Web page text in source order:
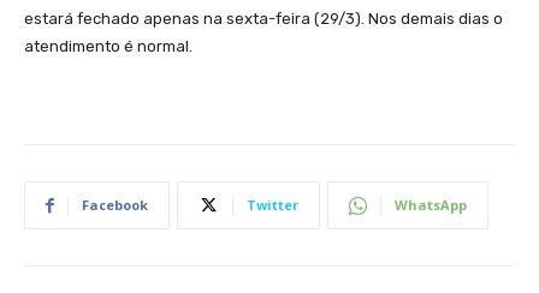
estará fechado apenas na sexta-feira (29/3). Nos demais dias o
atendimento é normal.
Facebook Twitter WhatsApp